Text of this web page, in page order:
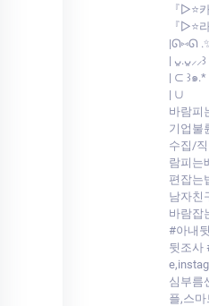
『▷⭐
『▷⭐
|ᘏ⑅ᘏ
| ᴗ͈.ᴗ͈⸝⸝꒱
| ⊂ ꒱๑.*
| ∪
바람피
기업불
수집/
람피는
편잡는
남자친
바람잡
#아내
뒷조사
심부름
플,스